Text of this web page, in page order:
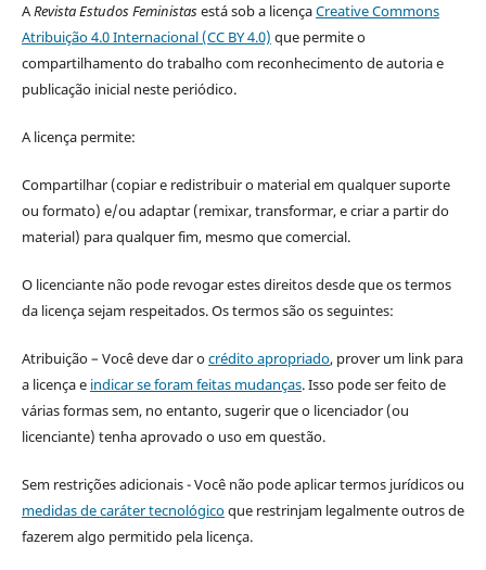
ARevista Estudos Feministasestá sob a licençaCreative Commons
Atribuição 4.0 Internacional (CC BY 4.0) que permite o
compartilhamento do trabalho com reconhecimento de autoria e
publicação inicial neste periódico.
A licença permite:
Compartilhar (copiar e redistribuir o material em qualquer suporte
ou formato) e/ou adaptar (remixar, transformar, e criar a partir do
material) para qualquer fim, mesmo que comercial.
O licenciante não pode revogar estes direitos desde que os termos
da licença sejam respeitados. Os termos são os seguintes:
Atribuição – Você deve dar ocrédito apropriado, prover um link para
a licença e indicar se foram feitas mudanças. Isso pode ser feito de
várias formas sem, no entanto, sugerir que o licenciador (ou
licenciante) tenha aprovado o uso em questão.
Sem restrições adicionais - Você não pode aplicar termos jurídicos ou
medidas de caráter tecnológicoque restrinjam legalmente outros de
fazerem algo permitido pela licença.